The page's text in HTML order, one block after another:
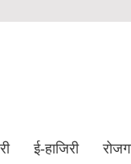
ई-हाजिरी